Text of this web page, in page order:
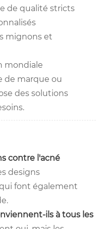
de qualité stricts
mignons et
mondiale
de marque ou
des solutions
contre l'acné
designs
font également
ils à tous les